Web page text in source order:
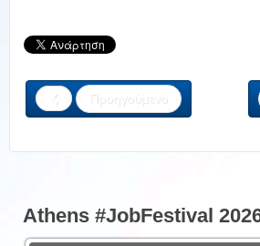
Προηγούμενο
Athens #JobFestival